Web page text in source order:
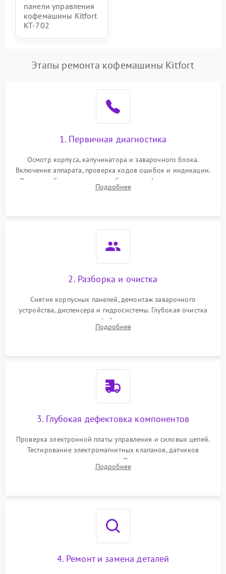
панели управления
кофемашины Kitfort
KT-702
Этапы ремонта кофемашины Kitfort
1. Первичная диагностика
Осмотр корпуса, капучинатора и заварочного блока.
Включение аппарата, проверка кодов ошибок и индикации.
Оценка работы помпы, термоблока и кофемолки на слух.
Измерение температуры и давления воды для выявления
Подробнее
2. Разборка и очистка
Снятие корпусных панелей, демонтаж заварочного
устройства, диспенсера и гидросистемы. Глубокая очистка
внутренних узлов от кофейных масел, жмыха и накипи.
Промывка дренажных каналов и фильтров с использованием
Подробнее
3. Глубокая дефектовка компонентов
Проверка электронной платы управления и силовых цепей.
Тестирование электромагнитных клапанов, датчиков
температуры и расходомера. Оценка степени износа
жерновов кофемолки, уплотнительных колец гидросистемы
Подробнее
4. Ремонт и замена деталей